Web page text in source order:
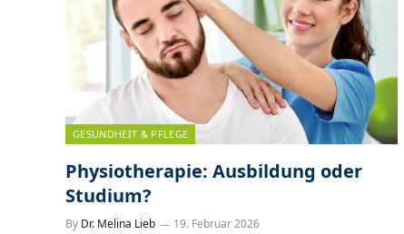
GESUNDHEIT & PFLEGE
Physiotherapie: Ausbildung oder
Studium?
By Dr. Melina Lieb 19. Februar 2026